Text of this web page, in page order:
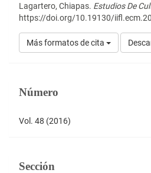
Lagartero, Chiapas. Estudios De
https://doi.org/10.19130/
Más formatos de cita
Número
Vol. 48 (2016)
Sección